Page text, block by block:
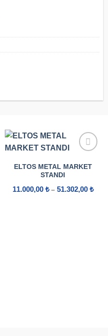
ELTOS METAL MARKET
STANDI
11.000,00 ₺ – 51.302,00 ₺